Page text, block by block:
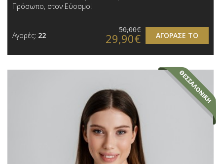
Πρόσωπο, στον Εύοσμο!
Αγορές: 22 ΑΓΟΡΑΣΕ ΤΟ
50,00€
29,90€